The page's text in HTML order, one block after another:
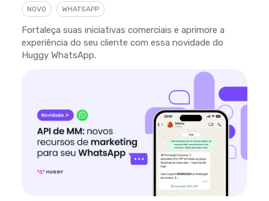
NOVO WHATSAPP
Fortaleça suas iniciativas comerciais e aprimore a
experiência do seu cliente com essa novidade do
Huggy WhatsApp.